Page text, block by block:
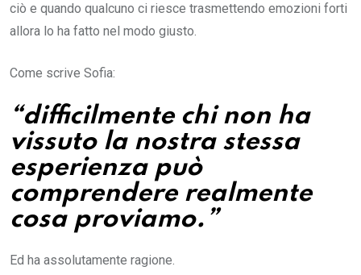
ciò e quando qualcuno ci riesce trasmettendo emozioni forti
allora lo ha fatto nel modo giusto.
Come scrive Sofia:
“difficilmente chi non ha
vissuto la nostra stessa
esperienza può
comprendere realmente
cosa proviamo.”
Ed ha assolutamente ragione.